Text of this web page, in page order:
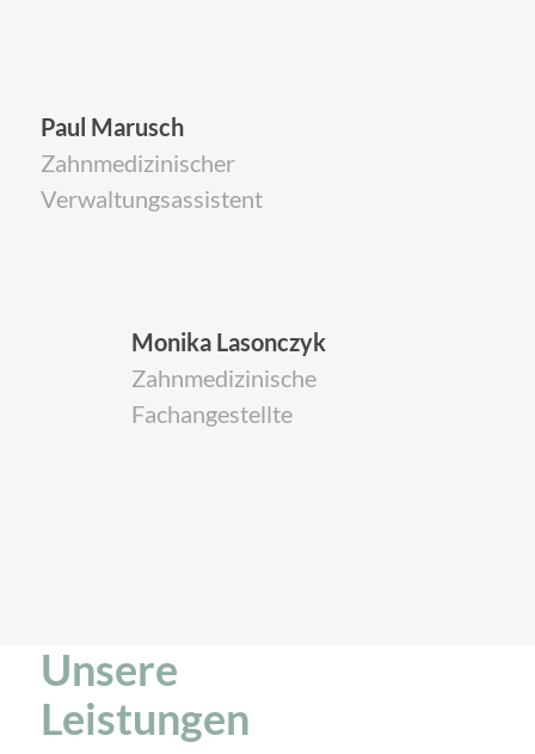
Paul Marusch
Zahnmedizinischer
Verwaltungsassistent
Monika Lasonczyk
Zahnmedizinische
Fachangestellte
Unsere
Leistungen